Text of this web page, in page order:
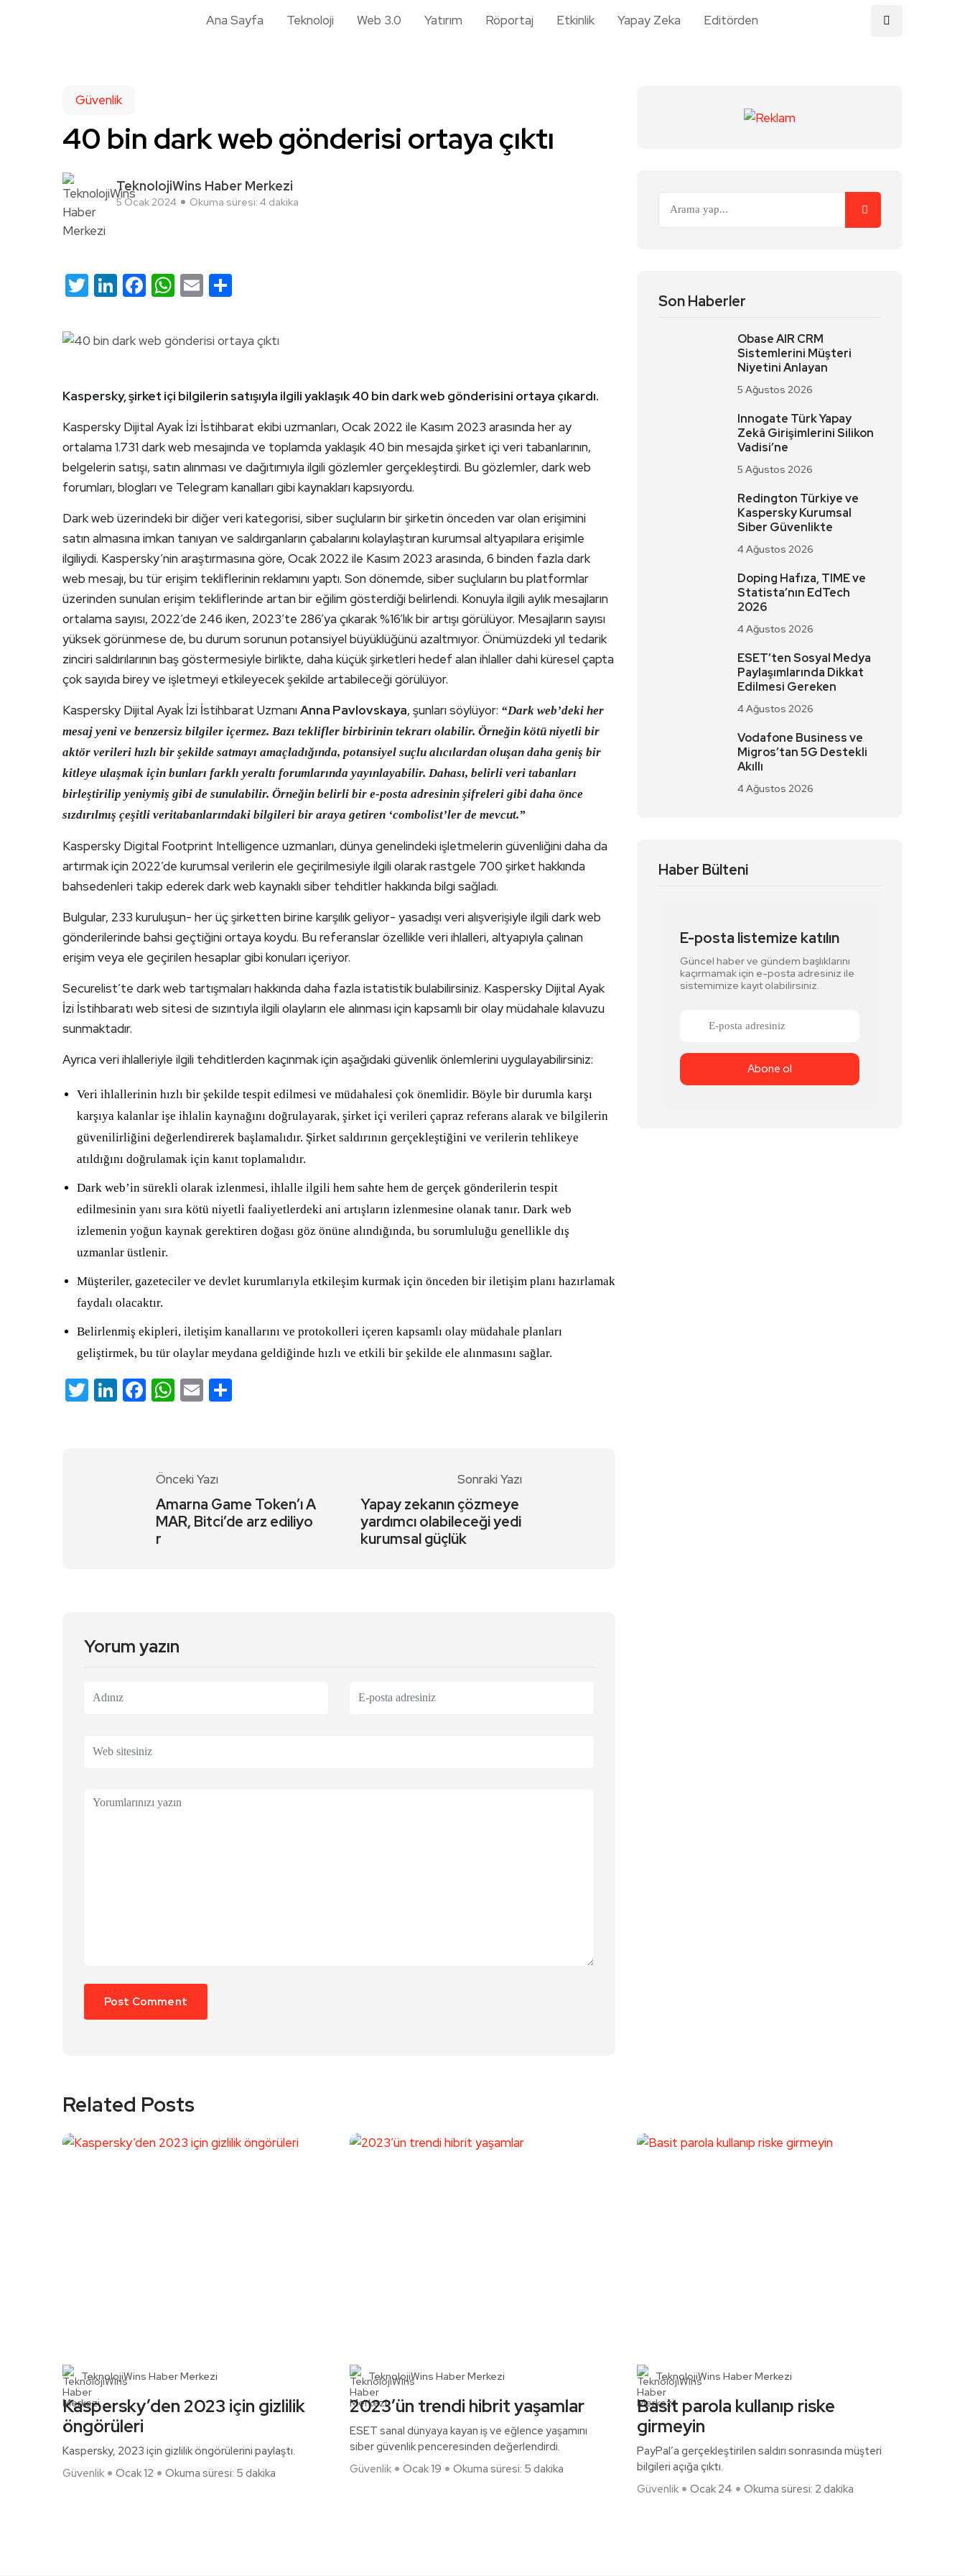
Ana Sayfa Teknoloji Web 3.0 Yatırım Röportaj Etkinlik Yapay Zeka Editörden
Güvenlik
40 bin dark web gönderisi ortaya çıktı
TeknolojiWins Haber Merkezi
5 Ocak 2024 Okuma süresi: 4 dakika
Twitter
LinkedIn
Facebook
WhatsApp
Email
Kaspersky, şirket içi bilgilerin satışıyla ilgili yaklaşık 40 bin dark web gönderisini ortaya çıkardı.
Kaspersky Dijital Ayak İzi İstihbarat ekibi uzmanları, Ocak 2022 ile Kasım 2023 arasında her ay
ortalama 1.731 dark web mesajında ve toplamda yaklaşık 40 bin mesajda şirket içi veri tabanlarının,
belgelerin satışı, satın alınması ve dağıtımıyla ilgili gözlemler gerçekleştirdi. Bu gözlemler, dark web
forumları, blogları ve Telegram kanalları gibi kaynakları kapsıyordu.
Dark web üzerindeki bir diğer veri kategorisi, siber suçluların bir şirketin önceden var olan erişimini
satın almasına imkan tanıyan ve saldırganların çabalarını kolaylaştıran kurumsal altyapılara erişimle
ilgiliydi. Kaspersky’nin araştırmasına göre, Ocak 2022 ile Kasım 2023 arasında, 6 binden fazla dark
web mesajı, bu tür erişim tekliflerinin reklamını yaptı. Son dönemde, siber suçluların bu platformlar
üzerinden sunulan erişim tekliflerinde artan bir eğilim gösterdiği belirlendi. Konuyla ilgili aylık mesajların
ortalama sayısı, 2022’de 246 iken, 2023’te 286’ya çıkarak %16’lık bir artışı görülüyor. Mesajların sayısı
yüksek görünmese de, bu durum sorunun potansiyel büyüklüğünü azaltmıyor. Önümüzdeki yıl tedarik
zinciri saldırılarının baş göstermesiyle birlikte, daha küçük şirketleri hedef alan ihlaller dahi küresel çapta
çok sayıda birey ve işletmeyi etkileyecek şekilde artabileceği görülüyor.
Kaspersky Dijital Ayak İzi İstihbarat UzmanıAnna Pavlovskaya, şunları söylüyor: “Dark web’deki her
mesaj yeni ve benzersiz bilgiler içermez. Bazı teklifler birbirinin tekrarı olabilir. Örneğin kötü niyetli bir
aktör verileri hızlı bir şekilde satmayı amaçladığında, potansiyel suçlu alıcılardan oluşan daha geniş bir
kitleye ulaşmak için bunları farklı yeraltı forumlarında yayınlayabilir. Dahası, belirli veri tabanları
birleştirilip yeniymiş gibi de sunulabilir. Örneğin belirli bir e-posta adresinin şifreleri gibi daha önce
sızdırılmış çeşitli veritabanlarındaki bilgileri bir araya getiren ‘combolist’ler de mevcut.”
Kaspersky Digital Footprint Intelligence uzmanları, dünya genelindeki işletmelerin güvenliğini daha da
artırmak için 2022’de kurumsal verilerin ele geçirilmesiyle ilgili olarak rastgele 700 şirket hakkında
bahsedenleri takip ederek dark web kaynaklı siber tehditler hakkında bilgi sağladı.
Bulgular, 233 kuruluşun- her üç şirketten birine karşılık geliyor- yasadışı veri alışverişiyle ilgili dark web
gönderilerinde bahsi geçtiğini ortaya koydu. Bu referanslar özellikle veri ihlalleri, altyapıyla çalınan
erişim veya ele geçirilen hesaplar gibi konuları içeriyor.
Securelist’te dark web tartışmaları hakkında daha fazla istatistik bulabilirsiniz. Kaspersky Dijital Ayak
İzi İstihbaratı web sitesi de sızıntıyla ilgili olayların ele alınması için kapsamlı bir olay müdahale kılavuzu
sunmaktadır.
Ayrıca veri ihlalleriyle ilgili tehditlerden kaçınmak için aşağıdaki güvenlik önlemlerini uygulayabilirsiniz:
Veri ihlallerinin hızlı bir şekilde tespit edilmesi ve müdahalesi çok önemlidir. Böyle bir durumla karşı
karşıya kalanlar işe ihlalin kaynağını doğrulayarak, şirket içi verileri çapraz referans alarak ve bilgilerin
güvenilirliğini değerlendirerek başlamalıdır. Şirket saldırının gerçekleştiğini ve verilerin tehlikeye
atıldığını doğrulamak için kanıt toplamalıdır.
Dark web’in sürekli olarak izlenmesi, ihlalle ilgili hem sahte hem de gerçek gönderilerin tespit
edilmesinin yanı sıra kötü niyetli faaliyetlerdeki ani artışların izlenmesine olanak tanır. Dark web
izlemenin yoğun kaynak gerektiren doğası göz önüne alındığında, bu sorumluluğu genellikle dış
uzmanlar üstlenir.
Müşteriler, gazeteciler ve devlet kurumlarıyla etkileşim kurmak için önceden bir iletişim planı hazırlamak
faydalı olacaktır.
Belirlenmiş ekipleri, iletişim kanallarını ve protokolleri içeren kapsamlı olay müdahale planları
geliştirmek, bu tür olaylar meydana geldiğinde hızlı ve etkili bir şekilde ele alınmasını sağlar.
Twitter
LinkedIn
Facebook
WhatsApp
Email
Önceki Yazı
Amarna Game Token’ı A
MAR, Bitci’de arz ediliyo
r
Sonraki Yazı
Yapay zekanın çözmeye
yardımcı olabileceği yedi
kurumsal güçlük
Yorum yazın
Son Haberler
Obase AIR CRM
Sistemlerini Müşteri
Niyetini Anlayan
5 Ağustos 2026
Innogate Türk Yapay
Zekâ Girişimlerini Silikon
Vadisi’ne
5 Ağustos 2026
Redington Türkiye ve
Kaspersky Kurumsal
Siber Güvenlikte
4 Ağustos 2026
Doping Hafıza, TIME ve
Statista’nın EdTech
2026
4 Ağustos 2026
ESET’ten Sosyal Medya
Paylaşımlarında Dikkat
Edilmesi Gereken
4 Ağustos 2026
Vodafone Business ve
Migros’tan 5G Destekli
Akıllı
4 Ağustos 2026
Haber Bülteni
E-posta listemize katılın
Güncel haber ve gündem başlıklarını
kaçırmamak için e-posta adresiniz ile
sistemimize kayıt olabilirsiniz.
Related Posts
TeknolojiWins Haber Merkezi
Kaspersky’den 2023 için gizlilik
öngörüleri
Kaspersky, 2023 için gizlilik öngörülerini paylaştı.
Güvenlik
Ocak 12 Okuma süresi: 5 dakika
TeknolojiWins Haber Merkezi
2023’ün trendi hibrit yaşamlar
ESET sanal dünyaya kayan iş ve eğlence yaşamını
siber güvenlik penceresinden değerlendirdi.
Güvenlik
Ocak 19 Okuma süresi: 5 dakika
TeknolojiWins Haber Merkezi
Basit parola kullanıp riske
girmeyin
PayPal’a gerçekleştirilen saldırı sonrasında müşteri
bilgileri açığa çıktı.
Güvenlik
Ocak 24 Okuma süresi: 2 dakika